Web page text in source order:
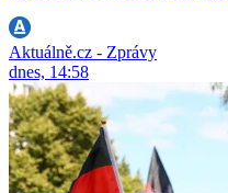
Aktuálně.cz - Zprávy
dnes, 14:58